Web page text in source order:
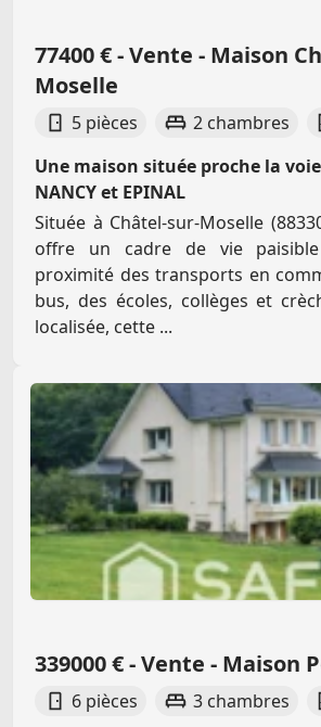
77400 € - Vente - Maison
Moselle
5 pièces 2 chambres
Une maison située proche la
NANCY et EPINAL
Située à Châtel-sur-Moselle
offre un cadre de vie
proximité des transports en
bus, des écoles, collèges et
localisée, cette ...
339000 € - Vente - Maison
6 pièces 3 chambres